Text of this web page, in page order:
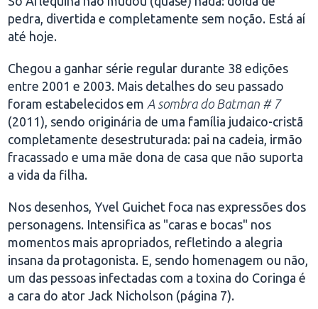
pedra, divertida e completamente sem noção. Está aí
até hoje.
Chegou a ganhar série regular durante 38 edições
entre 2001 e 2003. Mais detalhes do seu passado
foram estabelecidos em A sombra do Batman # 7
(2011), sendo originária de uma família judaico-cristã
completamente desestruturada: pai na cadeia, irmão
fracassado e uma mãe dona de casa que não suporta
a vida da filha.
Nos desenhos, Yvel Guichet foca nas expressões dos
personagens. Intensifica as "caras e bocas" nos
momentos mais apropriados, refletindo a alegria
insana da protagonista. E, sendo homenagem ou não,
um das pessoas infectadas com a toxina do Coringa é
a cara do ator Jack Nicholson (página 7).